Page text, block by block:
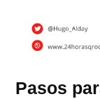
Pasos